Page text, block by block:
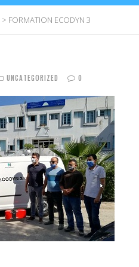
> FORMATION ECODYN 3
UNCATEGORIZED 0